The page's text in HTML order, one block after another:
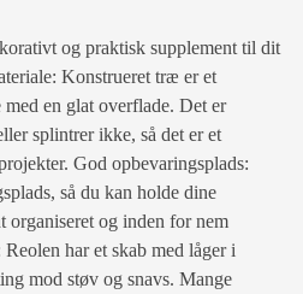
og praktisk supplement til dit
Konstrueret træ er et
en glat overflade. Det er
splintrer ikke, så det er et
God opbevaringsplads:
så du kan holde dine
og inden for nem
har et skab med låger i
mod støv og snavs. Mange